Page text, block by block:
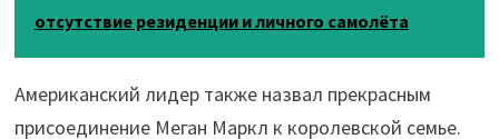
отсутствие резиденции и личного самолёта
Американский лидер также назвал прекрасным
присоединение Меган Маркл к королевской семье.